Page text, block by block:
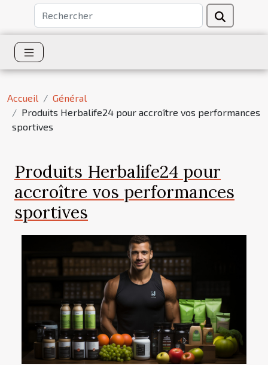
Accueil
Général
Produits Herbalife24 pour accroître vos performances
sportives
Produits Herbalife24 pour
accroître vos performances
sportives